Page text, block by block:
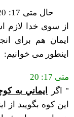
از سوی خدا
ایمان هم برای
اینطور می خوانیم:
متی 17: 20
" اگر
ايماني به
اين کوه بگوييد